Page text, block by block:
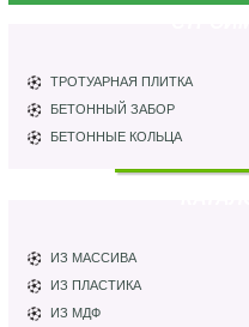
ТРОТУАРНАЯ ПЛИТКА
БЕТОННЫЙ ЗАБОР
БЕТОННЫЕ КОЛЬЦА
ИЗ МАССИВА
ИЗ ПЛАСТИКА
ИЗ МДФ